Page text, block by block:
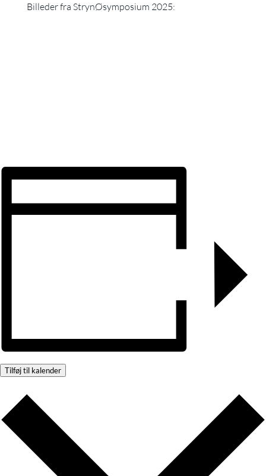
Billeder fra StrynØsymposium 2025:
Tilføj til kalender